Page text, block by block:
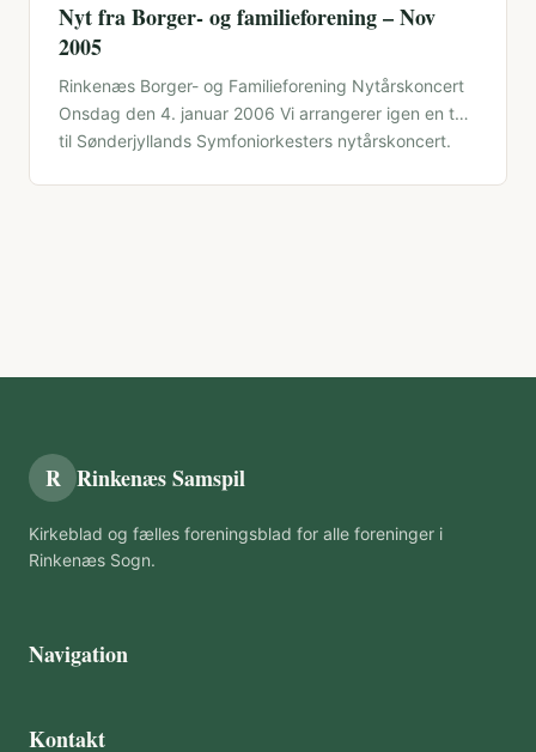
Nyt fra Borger- og familieforening – Nov
2005
Rinkenæs Borger- og Familieforening Nytårskoncert
Onsdag den 4. januar 2006 Vi arrangerer igen en tur
til Sønderjyllands Symfoniorkesters nytårskoncert.
R Rinkenæs Samspil
Kirkeblad og fælles foreningsblad for alle foreninger i
Rinkenæs Sogn.
Navigation
Kontakt